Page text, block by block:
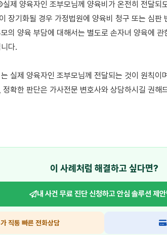
제 양육자인 조부모님께 양육비가 온전히 전달되
장기화될 경우 가정법원에 양육비 청구 또는 심판
의 양육 부담에 대해서는 별도로 손자녀 양육에 관
다.
실제 양육자인 조부모님께 전달되는 것이 원칙이
정확한 판단은 가사전문 변호사와 상담하시길 권해
이 사례처럼 해결하고 싶다면?
내 사건 무료 진단 신청하고안심 솔루션 제안
직통 빠른 전화상담